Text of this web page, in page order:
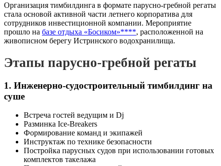
Организация тимбилдинга в формате парусно-гребной регаты
стала основой активной части летнего корпоратива для
сотрудников инвестиционной компании. Мероприятие
прошло на базе отдыха «Босиком»****, расположенной на
живописном берегу Истринского водохранилища.
Этапы парусно-гребной регаты
1. Инженерно-судостроительный тимбилдинг на
суше
Встреча гостей ведущим и Dj
Разминка Ice-Breakers
Формирование команд и экипажей
Инструктаж по технике безопасности
Постройка парусных судов при использовании готовых
комплектов такелажа